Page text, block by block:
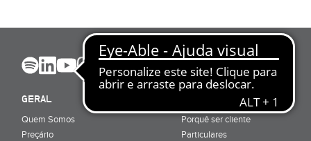
GERAL
Quem Somos
Preçário
Porquê ser cliente
Particulares